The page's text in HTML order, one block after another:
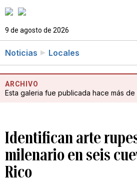
9 de agosto de 2026
Noticias Locales
ARCHIVO
Esta galeria fue publicada hace más de
Identifican arte
milenario en seis
Rico